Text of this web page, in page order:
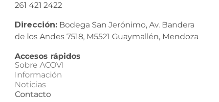
261 421 2422
Dirección: Bodega San Jerónimo, Av. Bandera
de los Andes 7518, M5521 Guaymallén, Mendoza
Accesos rápidos
Sobre ACOVI
Información
Noticias
Contacto